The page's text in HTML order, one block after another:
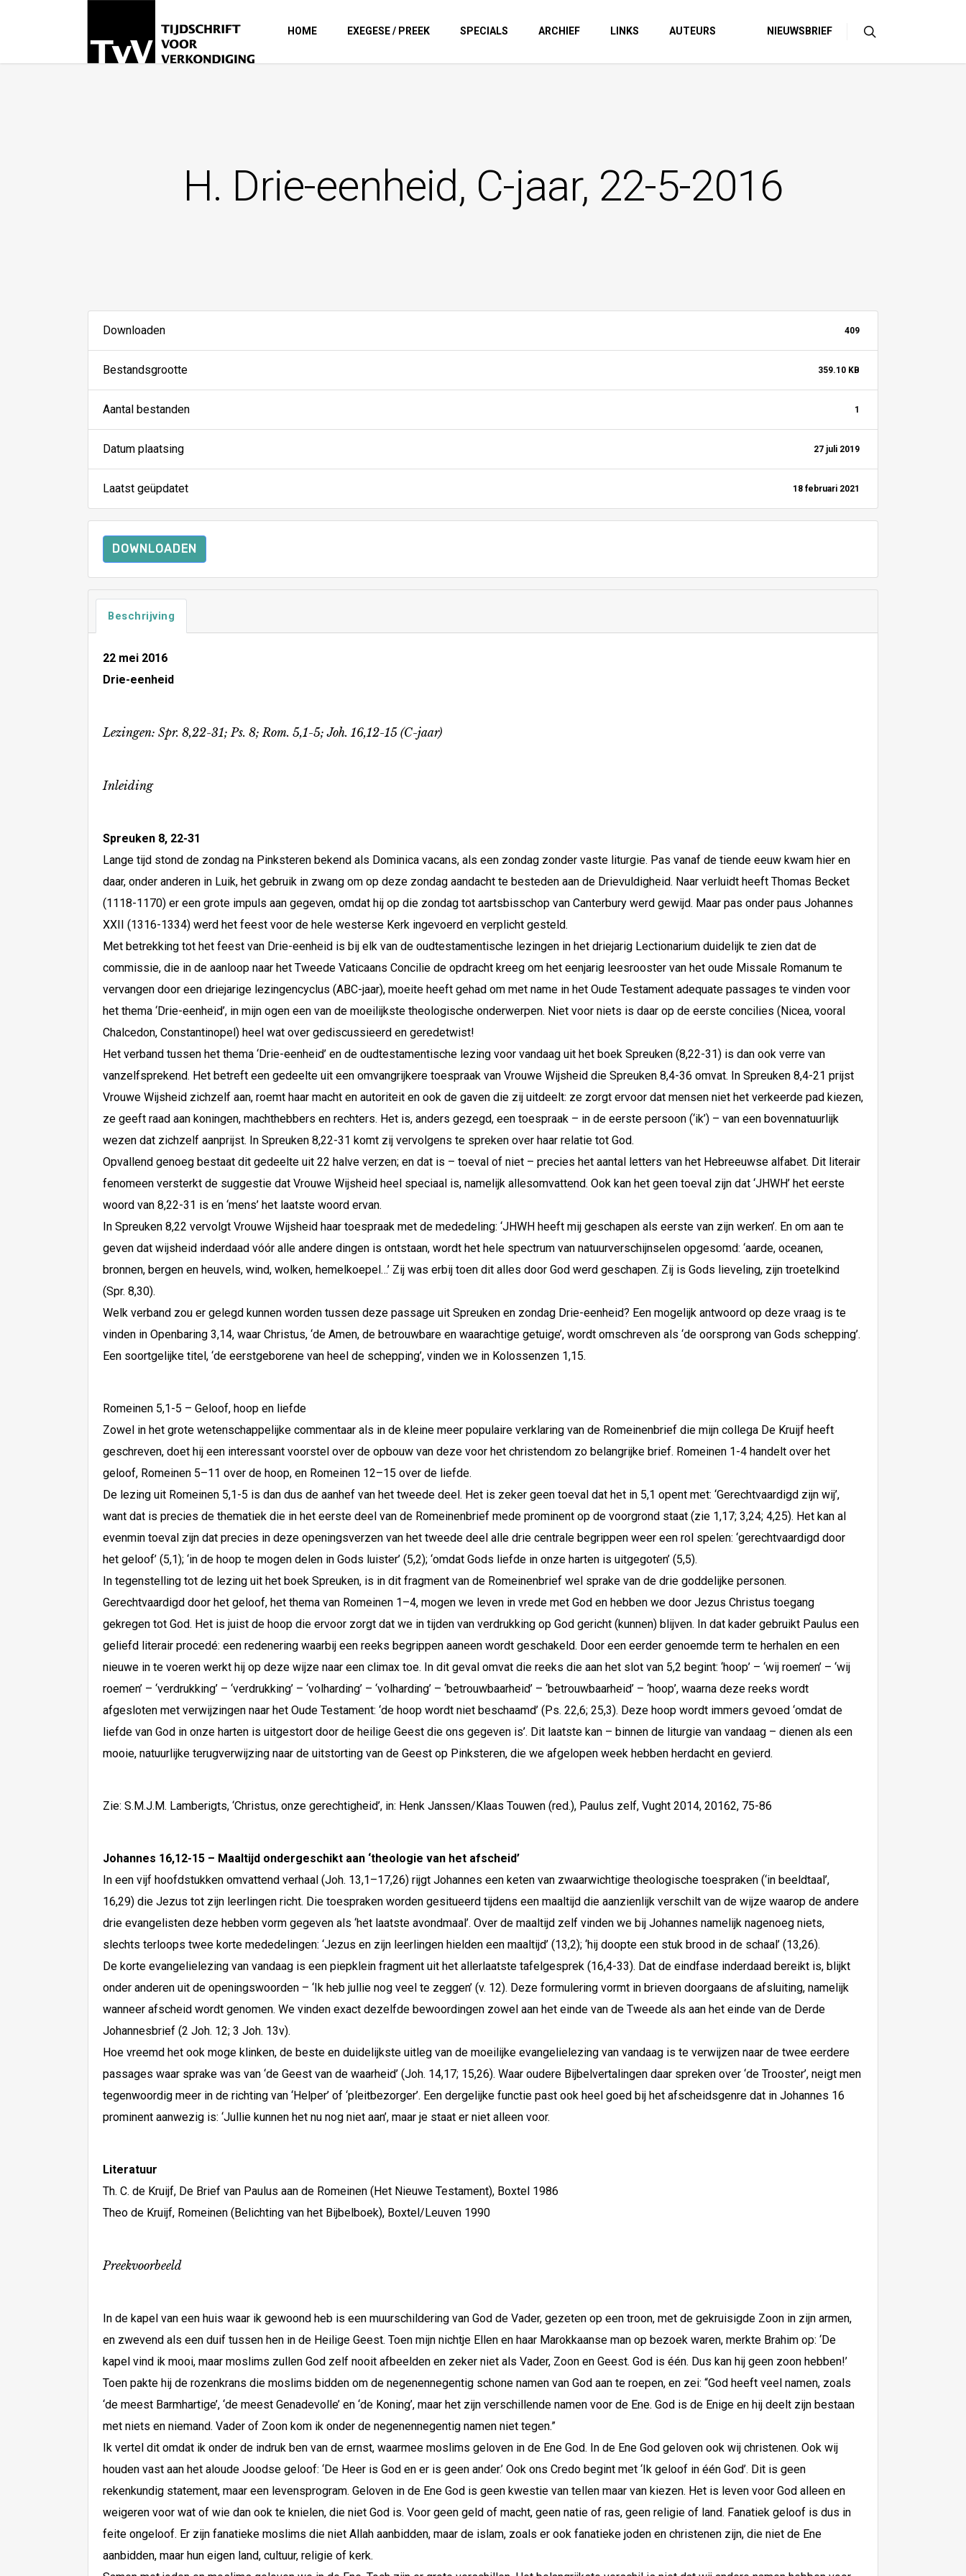
HOME EXEGESE / PREEK SPECIALS ARCHIEF LINKS AUTEURS NIEUWSBRIEF
H. Drie-eenheid, C-jaar, 22-5-2016
Downloaden 409
Bestandsgrootte 359.10 KB
Aantal bestanden 1
Datum plaatsing 27 juli 2019
Laatst geüpdatet 18 februari 2021
DOWNLOADEN
Beschrijving
22 mei 2016
Drie-eenheid
Lezingen: Spr. 8,22-31; Ps. 8; Rom. 5,1-5; Joh. 16,12-15 (C-jaar)
Inleiding
Spreuken 8, 22-31
Lange tijd stond de zondag na Pinksteren bekend als Dominica vacans, als een zondag zonder vaste liturgie. Pas vanaf de tiende eeuw kwam hier en
daar, onder anderen in Luik, het gebruik in zwang om op deze zondag aandacht te besteden aan de Drievuldigheid. Naar verluidt heeft Thomas Becket
(1118-1170) er een grote impuls aan gegeven, omdat hij op die zondag tot aartsbisschop van Canterbury werd gewijd. Maar pas onder paus Johannes
XXII (1316-1334) werd het feest voor de hele westerse Kerk ingevoerd en verplicht gesteld.
Met betrekking tot het feest van Drie-eenheid is bij elk van de oudtestamentische lezingen in het driejarig Lectionarium duidelijk te zien dat de
commissie, die in de aanloop naar het Tweede Vaticaans Concilie de opdracht kreeg om het eenjarig leesrooster van het oude Missale Romanum te
vervangen door een driejarige lezingencyclus (ABC-jaar), moeite heeft gehad om met name in het Oude Testament adequate passages te vinden voor
het thema ‘Drie-eenheid’, in mijn ogen een van de moeilijkste theologische onderwerpen. Niet voor niets is daar op de eerste concilies (Nicea, vooral
Chalcedon, Constantinopel) heel wat over gediscussieerd en geredetwist!
Het verband tussen het thema ‘Drie-eenheid’ en de oudtestamentische lezing voor vandaag uit het boek Spreuken (8,22-31) is dan ook verre van
vanzelfsprekend. Het betreft een gedeelte uit een omvangrijkere toespraak van Vrouwe Wijsheid die Spreuken 8,4-36 omvat. In Spreuken 8,4-21 prijst
Vrouwe Wijsheid zichzelf aan, roemt haar macht en autoriteit en ook de gaven die zij uitdeelt: ze zorgt ervoor dat mensen niet het verkeerde pad kiezen,
ze geeft raad aan koningen, machthebbers en rechters. Het is, anders gezegd, een toespraak – in de eerste persoon (‘ik’) – van een bovennatuurlijk
wezen dat zichzelf aanprijst. In Spreuken 8,22-31 komt zij vervolgens te spreken over haar relatie tot God.
Opvallend genoeg bestaat dit gedeelte uit 22 halve verzen; en dat is – toeval of niet – precies het aantal letters van het Hebreeuwse alfabet. Dit literair
fenomeen versterkt de suggestie dat Vrouwe Wijsheid heel speciaal is, namelijk allesomvattend. Ook kan het geen toeval zijn dat ‘JHWH’ het eerste
woord van 8,22-31 is en ‘mens’ het laatste woord ervan.
In Spreuken 8,22 vervolgt Vrouwe Wijsheid haar toespraak met de mededeling: ‘JHWH heeft mij geschapen als eerste van zijn werken’. En om aan te
geven dat wijsheid inderdaad vóór alle andere dingen is ontstaan, wordt het hele spectrum van natuurverschijnselen opgesomd: ‘aarde, oceanen,
bronnen, bergen en heuvels, wind, wolken, hemelkoepel…’ Zij was erbij toen dit alles door God werd geschapen. Zij is Gods lieveling, zijn troetelkind
(Spr. 8,30).
Welk verband zou er gelegd kunnen worden tussen deze passage uit Spreuken en zondag Drie-eenheid? Een mogelijk antwoord op deze vraag is te
vinden in Openbaring 3,14, waar Christus, ‘de Amen, de betrouwbare en waarachtige getuige’, wordt omschreven als ‘de oorsprong van Gods schepping’.
Een soortgelijke titel, ‘de eerstgeborene van heel de schepping’, vinden we in Kolossenzen 1,15.
Romeinen 5,1-5 – Geloof, hoop en liefde
Zowel in het grote wetenschappelijke commentaar als in de kleine meer populaire verklaring van de Romeinenbrief die mijn collega De Kruijf heeft
geschreven, doet hij een interessant voorstel over de opbouw van deze voor het christendom zo belangrijke brief. Romeinen 1-4 handelt over het
geloof, Romeinen 5–11 over de hoop, en Romeinen 12–15 over de liefde.
De lezing uit Romeinen 5,1-5 is dan dus de aanhef van het tweede deel. Het is zeker geen toeval dat het in 5,1 opent met: ‘Gerechtvaardigd zijn wij’,
want dat is precies de thematiek die in het eerste deel van de Romeinenbrief mede prominent op de voorgrond staat (zie 1,17; 3,24; 4,25). Het kan al
evenmin toeval zijn dat precies in deze openingsverzen van het tweede deel alle drie centrale begrippen weer een rol spelen: ‘gerechtvaardigd door
het geloof’ (5,1); ‘in de hoop te mogen delen in Gods luister’ (5,2); ‘omdat Gods liefde in onze harten is uitgegoten’ (5,5).
In tegenstelling tot de lezing uit het boek Spreuken, is in dit fragment van de Romeinenbrief wel sprake van de drie goddelijke personen.
Gerechtvaardigd door het geloof, het thema van Romeinen 1–4, mogen we leven in vrede met God en hebben we door Jezus Christus toegang
gekregen tot God. Het is juist de hoop die ervoor zorgt dat we in tijden van verdrukking op God gericht (kunnen) blijven. In dat kader gebruikt Paulus een
geliefd literair procedé: een redenering waarbij een reeks begrippen aaneen wordt geschakeld. Door een eerder genoemde term te herhalen en een
nieuwe in te voeren werkt hij op deze wijze naar een climax toe. In dit geval omvat die reeks die aan het slot van 5,2 begint: ‘hoop’ – ‘wij roemen’ – ‘wij
roemen’ – ‘verdrukking’ – ‘verdrukking’ – ‘volharding’ – ‘volharding’ – ‘betrouwbaarheid’ – ‘betrouwbaarheid’ – ‘hoop’, waarna deze reeks wordt
afgesloten met verwijzingen naar het Oude Testament: ‘de hoop wordt niet beschaamd’ (Ps. 22,6; 25,3). Deze hoop wordt immers gevoed ‘omdat de
liefde van God in onze harten is uitgestort door de heilige Geest die ons gegeven is’. Dit laatste kan – binnen de liturgie van vandaag – dienen als een
mooie, natuurlijke terugverwijzing naar de uitstorting van de Geest op Pinksteren, die we afgelopen week hebben herdacht en gevierd.
Zie: S.M.J.M. Lamberigts, ‘Christus, onze gerechtigheid’, in: Henk Janssen/Klaas Touwen (red.), Paulus zelf, Vught 2014, 20162, 75-86
Johannes 16,12-15 – Maaltijd ondergeschikt aan ‘theologie van het afscheid’
In een vijf hoofdstukken omvattend verhaal (Joh. 13,1–17,26) rijgt Johannes een keten van zwaarwichtige theologische toespraken (‘in beeldtaal’,
16,29) die Jezus tot zijn leerlingen richt. Die toespraken worden gesitueerd tijdens een maaltijd die aanzienlijk verschilt van de wijze waarop de andere
drie evangelisten deze hebben vorm gegeven als ‘het laatste avondmaal’. Over de maaltijd zelf vinden we bij Johannes namelijk nagenoeg niets,
slechts terloops twee korte mededelingen: ‘Jezus en zijn leerlingen hielden een maaltijd’ (13,2); ‘hij doopte een stuk brood in de schaal’ (13,26).
De korte evangelielezing van vandaag is een piepklein fragment uit het allerlaatste tafelgesprek (16,4-33). Dat de eindfase inderdaad bereikt is, blijkt
onder anderen uit de openingswoorden – ‘Ik heb jullie nog veel te zeggen’ (v. 12). Deze formulering vormt in brieven doorgaans de afsluiting, namelijk
wanneer afscheid wordt genomen. We vinden exact dezelfde bewoordingen zowel aan het einde van de Tweede als aan het einde van de Derde
Johannesbrief (2 Joh. 12; 3 Joh. 13v).
Hoe vreemd het ook moge klinken, de beste en duidelijkste uitleg van de moeilijke evangelielezing van vandaag is te verwijzen naar de twee eerdere
passages waar sprake was van ‘de Geest van de waarheid’ (Joh. 14,17; 15,26). Waar oudere Bijbelvertalingen daar spreken over ‘de Trooster’, neigt men
tegenwoordig meer in de richting van ‘Helper’ of ‘pleitbezorger’. Een dergelijke functie past ook heel goed bij het afscheidsgenre dat in Johannes 16
prominent aanwezig is: ‘Jullie kunnen het nu nog niet aan’, maar je staat er niet alleen voor.
Literatuur
Th. C. de Kruijf, De Brief van Paulus aan de Romeinen (Het Nieuwe Testament), Boxtel 1986
Theo de Kruijf, Romeinen (Belichting van het Bijbelboek), Boxtel/Leuven 1990
Preekvoorbeeld
In de kapel van een huis waar ik gewoond heb is een muurschildering van God de Vader, gezeten op een troon, met de gekruisigde Zoon in zijn armen,
en zwevend als een duif tussen hen in de Heilige Geest. Toen mijn nichtje Ellen en haar Marokkaanse man op bezoek waren, merkte Brahim op: ‘De
kapel vind ik mooi, maar moslims zullen God zelf nooit afbeelden en zeker niet als Vader, Zoon en Geest. God is één. Dus kan hij geen zoon hebben!’
Toen pakte hij de rozenkrans die moslims bidden om de negenennegentig schone namen van God aan te roepen, en zei: “God heeft veel namen, zoals
‘de meest Barmhartige’, ‘de meest Genadevolle’ en ‘de Koning’, maar het zijn verschillende namen voor de Ene. God is de Enige en hij deelt zijn bestaan
met niets en niemand. Vader of Zoon kom ik onder de negenennegentig namen niet tegen.”
Ik vertel dit omdat ik onder de indruk ben van de ernst, waarmee moslims geloven in de Ene God. In de Ene God geloven ook wij christenen. Ook wij
houden vast aan het aloude Joodse geloof: ‘De Heer is God en er is geen ander.’ Ook ons Credo begint met ‘Ik geloof in één God’. Dit is geen
rekenkundig statement, maar een levensprogram. Geloven in de Ene God is geen kwestie van tellen maar van kiezen. Het is leven voor God alleen en
weigeren voor wat of wie dan ook te knielen, die niet God is. Voor geen geld of macht, geen natie of ras, geen religie of land. Fanatiek geloof is dus in
feite ongeloof. Er zijn fanatieke moslims die niet Allah aanbidden, maar de islam, zoals er ook fanatieke joden en christenen zijn, die niet de Ene
aanbidden, maar hun eigen land, cultuur, religie of kerk.